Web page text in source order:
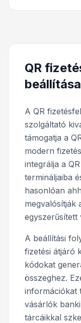
QR
beállítása
A QR
szolgáltató
támogatja a
modern
integrálja a
termináljaiba
hasonlóan
megvalósítják
egyszerűsített
A beállítási
fizetési átjáró
kódokat
összeghez.
információkat
vásárlók
tárcáikkal